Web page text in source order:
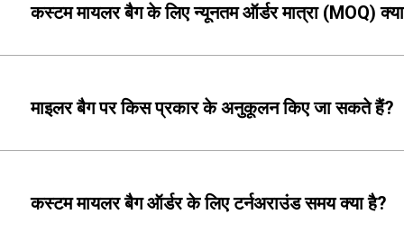
कस्टम मायलर बैग के लिए न्यूनतम ऑर्डर मात्रा (MOQ)
माइलर बैग पर किस प्रकार के अनुकूलन किए जा सकते हैं?
कस्टम मायलर बैग ऑर्डर के लिए टर्नअराउंड समय क्या है?